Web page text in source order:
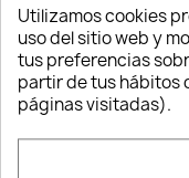
Bandeja Alveolo
0,00 €
No disponible
Utilizamos cookies
uso del sitio web y
tus preferencias
partir de tus hábitos
páginas visitadas).